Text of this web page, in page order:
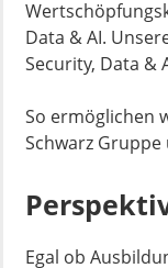
Data & AI.
Security, Data &
So ermöglichen
Schwarz
Egal ob